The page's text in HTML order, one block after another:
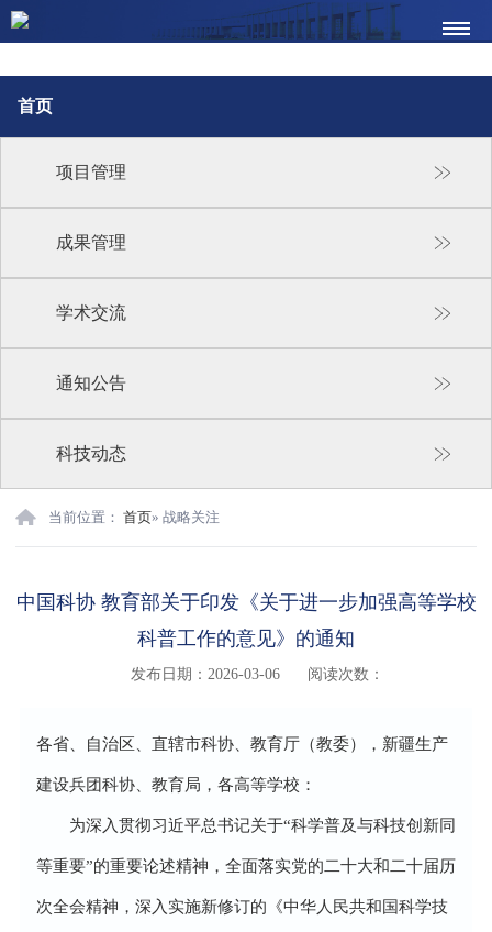
首页
项目管理
成果管理
学术交流
通知公告
科技动态
当前位置： 首页» 战略关注
中国科协 教育部关于印发《关于进一步加强高等学校
科普工作的意见》的通知
发布日期：2026-03-06 阅读次数：
各省、自治区、直辖市科协、教育厅（教委），新疆生产
建设兵团科协、教育局，各高等学校：
为深入贯彻习近平总书记关于“科学普及与科技创新同
等重要”的重要论述精神，全面落实党的二十大和二十届历
次全会精神，深入实施新修订的《中华人民共和国科学技